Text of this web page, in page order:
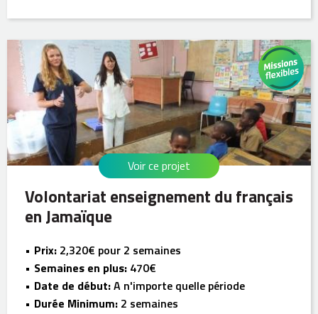
Volontariat enseignement du français
en Jamaïque
Voir ce projet
Prix: 2,320€ pour 2 semaines
Semaines en plus: 470€
Date de début:A n'importe quelle période
Durée Minimum: 2 semaines